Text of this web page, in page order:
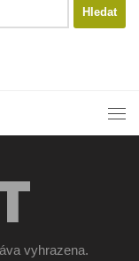
vyhrazena.